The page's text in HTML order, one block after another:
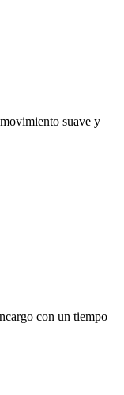
suave y
con un tiempo